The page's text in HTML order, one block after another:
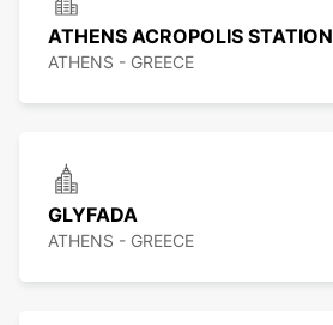
ATHENS ACROPOLIS STATION
ATHENS - GREECE
GLYFADA
ATHENS - GREECE